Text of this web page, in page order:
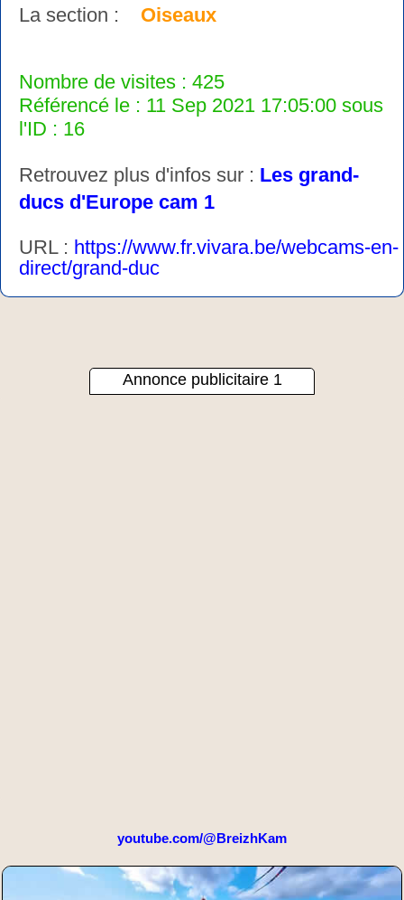
La section : Oiseaux
Nombre de visites : 425
Référencé le : 11 Sep 2021 17:05:00 sous
l'ID : 16
Retrouvez plus d'infos sur : Les grand-
ducs d'Europe cam 1
URL : https://www.fr.vivara.be/webcams-en-
direct/grand-duc
Annonce publicitaire 1
youtube.com/@BreizhKam